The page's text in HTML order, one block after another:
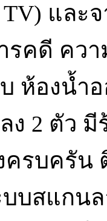
TV) แ
รคดี คว
ห้องน้ำ
2 ตัว มี
รบครัน
บสแกนล